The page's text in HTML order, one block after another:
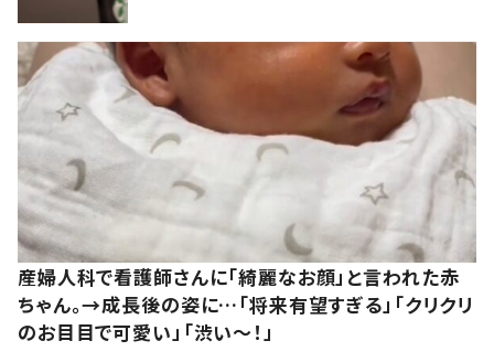
産婦人科で看護師さんに「綺麗なお顔」と言われた赤
ちゃん。→成長後の姿に…「将来有望すぎる」「クリクリ
のお目目で可愛い」「渋い～！」